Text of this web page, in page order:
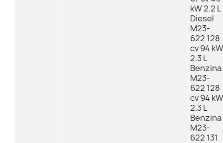
kW 2.2 L
Diesel
M23-
622 128
cv 94 kW
2.3 L
Benzina
M23-
622 128
cv 94 kW
2.3 L
Benzina
M23-
622 131